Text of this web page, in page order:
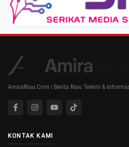
AmiraRiau.Com | Berita Riau Terkini &
KONTAK KAMI